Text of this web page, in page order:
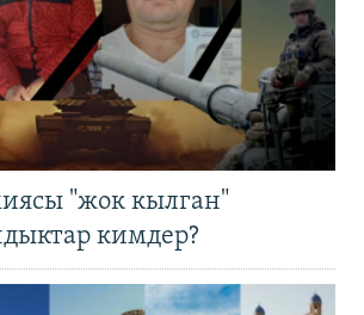
"жок кылган"
кимдер?